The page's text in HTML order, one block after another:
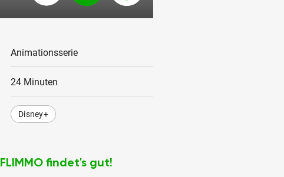
Animationsserie
24 Minuten
Disney+
FLIMMO findet's gut!